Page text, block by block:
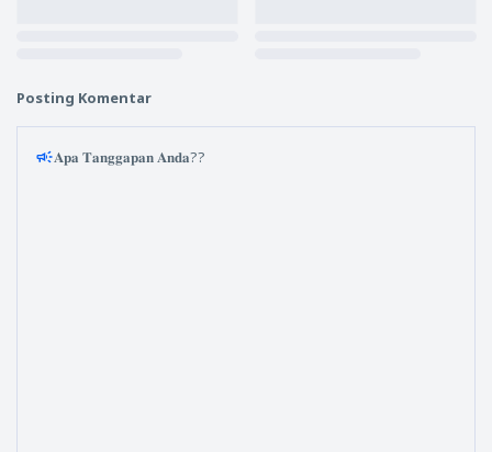
Posting Komentar
𝐀𝐩𝐚 𝐓𝐚𝐧𝐠𝐠𝐚𝐩𝐚𝐧 𝐀𝐧𝐝𝐚??